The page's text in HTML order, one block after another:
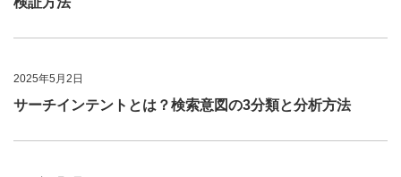
2025年5月2日
サーチインテントとは？検索意図の3分類と分析方法